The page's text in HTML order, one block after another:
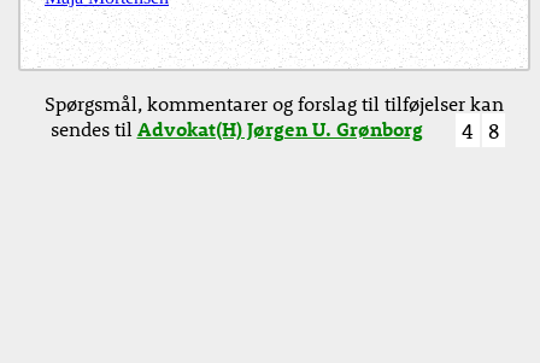
Spørgsmål, kommentarer og forslag til tilføjelser kan
sendes tilAdvokat(H) Jørgen U. Grønborg 4 8